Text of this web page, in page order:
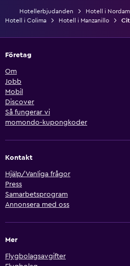
Hotellerbjudanden Hotell i
Hotell i Colima
Hotell i Manzanillo
Företag
Om
Jobb
Mobil
Discover
Så fungerar vi
momondo-kupongkoder
Kontakt
Hjälp/Vanliga frågor
Press
Samarbetsprogram
Annonsera med oss
Mer
Flygbolagsavgifter